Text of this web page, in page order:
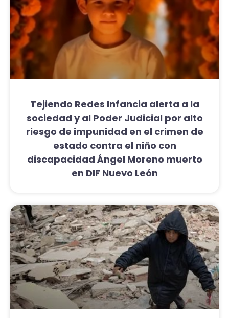
Tejiendo Redes Infancia alerta a la
sociedad y al Poder Judicial por alto
riesgo de impunidad en el crimen de
estado contra el niño con
discapacidad Ángel Moreno muerto
en DIF Nuevo León